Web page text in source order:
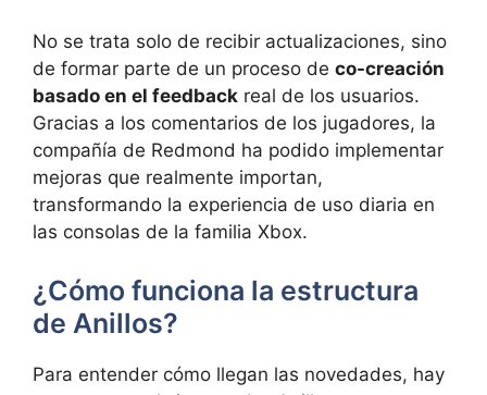
No se trata solo de recibir actualizaciones, sino
de formar parte de un proceso de co-creación
basado en el feedback real de los usuarios.
Gracias a los comentarios de los jugadores, la
compañía de Redmond ha podido implementar
mejoras que realmente importan,
transformando la experiencia de uso diaria en
las consolas de la familia Xbox.
¿Cómo funciona la estructura
de Anillos?
Para entender cómo llegan las novedades, hay